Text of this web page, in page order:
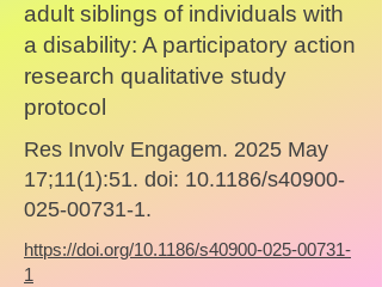
adult siblings of individuals with
a disability: A participatory action
research qualitative study
protocol
Res Involv Engagem. 2025 May
17;11(1):51. doi: 10.1186/s40900-
025-00731-1.
https://doi.org/10.1186/s40900-025-00731-
1